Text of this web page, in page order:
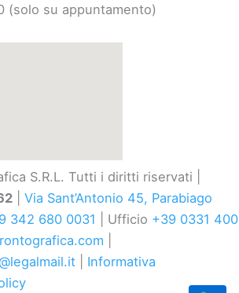
(solo su appuntamento)
S.R.L. Tutti i diritti riservati |
Via Sant’Antonio 45, Parabiago
342 680 0031 | Ufficio +39 0331 400
Informativa